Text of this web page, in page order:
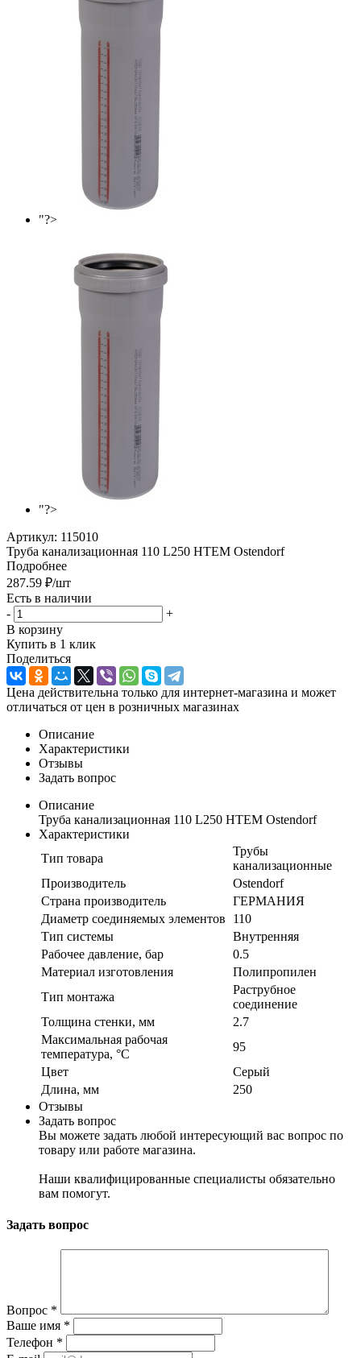
"?>
"?>
Артикул: 115010
Труба канализационная 110 L250 HTEM Ostendorf
Подробнее
287.59 ₽/шт
Есть в наличии
-
+
В корзину
Купить в 1 клик
Поделиться
Цена действительна только для интернет-магазина и может
отличаться от цен в розничных магазинах
Описание
Характеристики
Отзывы
Задать вопрос
Описание
Труба канализационная 110 L250 HTEM Ostendorf
Характеристики
Тип товара
Трубы
канализационные
Производитель
Ostendorf
Страна производитель
ГЕРМАНИЯ
Диаметр соединяемых элементов
110
Тип системы
Внутренняя
Рабочее давление, бар
0.5
Материал изготовления
Полипропилен
Тип монтажа
Раструбное
соединение
Толщина стенки, мм
2.7
Максимальная рабочая
температура, °С
95
Цвет
Серый
Длина, мм
250
Отзывы
Задать вопрос
Вы можете задать любой интересующий вас вопрос по
товару или работе магазина.
Наши квалифицированные специалисты обязательно
вам помогут.
Задать вопрос
Вопрос *
Ваше имя *
Телефон *